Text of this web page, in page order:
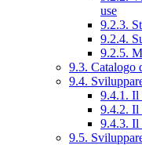
use
9.2.3.
9.2.4.
9.2.5.
9.3. Catalogo
9.4.
9.4.1. Il
9.4.2. Il
9.4.3. Il
9.5.